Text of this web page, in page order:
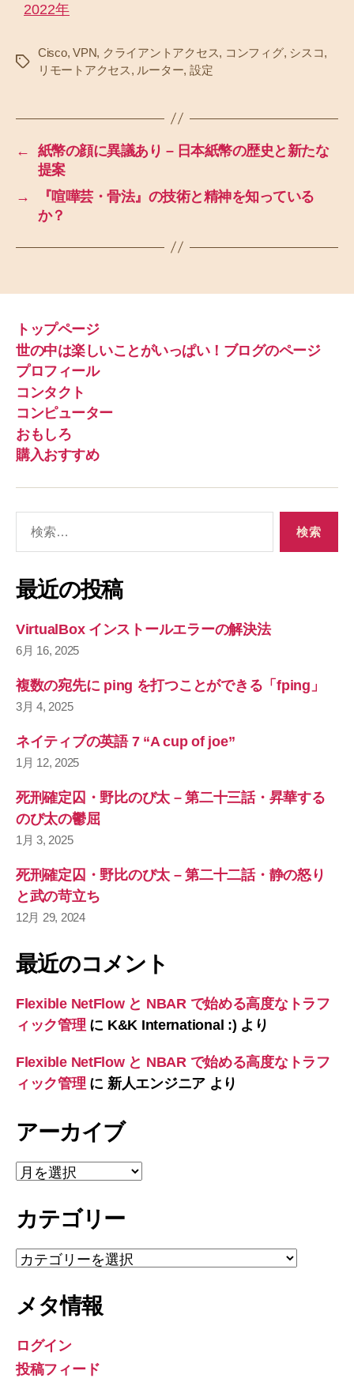
関連理由
2022年
タ
Cisco,VPN, クライアントアクセス, コンフィグ, シスコ,
リモートアクセス, ルーター, 設定
←
紙幣の顔に異議あり – 日本紙幣の歴史と新たな
提案
→
『喧嘩芸・骨法』の技術と精神を知っている
か？
トップページ
世の中は楽しいことがいっぱい！ブログのページ
プロフィール
コンタクト
コンピューター
おもしろ
購入おすすめ
象
最近の投稿
VirtualBox インストールエラーの解決法
6月 16, 2025
複数の宛先に ping を打つことができる「fping」
3月 4, 2025
ネイティブの英語 7 “A cup of joe”
1月 12, 2025
死刑確定囚・野比のび太 – 第二十三話・昇華する
のび太の鬱屈
1月 3, 2025
死刑確定囚・野比のび太 – 第二十二話・静の怒り
と武の苛立ち
12月 29, 2024
最近のコメント
Flexible NetFlow と NBAR で始める高度なトラフ
ィック管理 に K&K International :) より
Flexible NetFlow と NBAR で始める高度なトラフ
ィック管理 に 新人エンジニアより
アーカイブ
ア
イ
カテゴリー
カ
リ
メタ情報
ログイン
投稿フィード